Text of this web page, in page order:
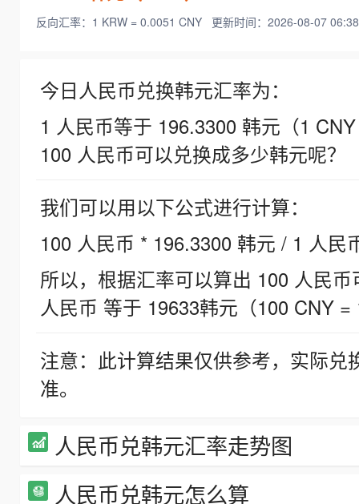
反向汇率：1 KRW = 0.0051 CNY 更新时间：2026-08-07
今日人民币兑换韩元汇率为：
1 人民币等于 196.3300 韩元（1
100 人民币可以兑换成多少韩元呢？
我们可以用以下公式进行计算：
100 人民币 * 196.3300 韩元 / 1 人民
所以，根据汇率可以算出 100 人民
人民币 等于 19633韩元（100 CNY =
注意：此计算结果仅供参考，实际
准。
人民币兑韩元汇率走势图
人民币兑韩元怎么算